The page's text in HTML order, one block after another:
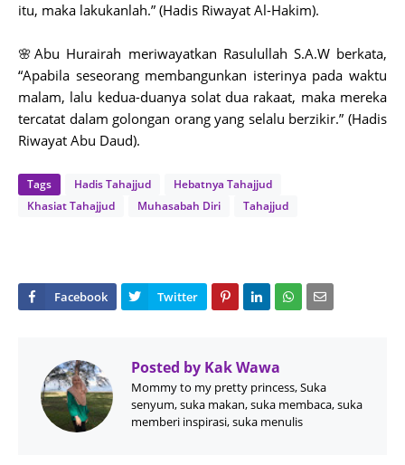
itu, maka lakukanlah.” (Hadis Riwayat Al-Hakim).
🌸Abu Hurairah meriwayatkan Rasulullah S.A.W berkata,
“Apabila seseorang membangunkan isterinya pada waktu
malam, lalu kedua-duanya solat dua rakaat, maka mereka
tercatat dalam golongan orang yang selalu berzikir.” (Hadis
Riwayat Abu Daud).
Tags Hadis Tahajjud
Hebatnya Tahajjud
Khasiat Tahajjud
Muhasabah Diri Tahajjud
Posted by Kak Wawa
Mommy to my pretty princess, Suka
senyum, suka makan, suka membaca, suka
memberi inspirasi, suka menulis